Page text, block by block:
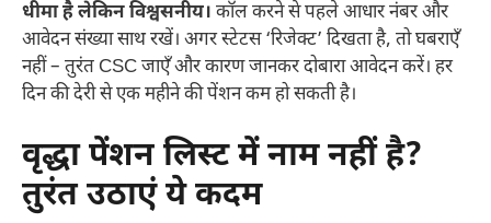
धीमा है लेकिन विश्वसनीय। कॉल करने से पहले आधार नंबर और
आवेदन संख्या साथ रखें। अगर स्टेटस ‘रिजेक्ट’ दिखता है, तो घबराएँ
नहीं – तुरंत CSC जाएँ और कारण जानकर दोबारा आवेदन करें। हर
दिन की देरी से एक महीने की पेंशन कम हो सकती है।
वृद्धा पेंशन लिस्ट में नाम नहीं है?
तुरंत उठाएं ये कदम